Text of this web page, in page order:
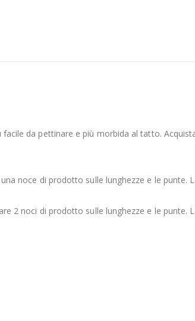
da pettinare e più morbida al tatto.
noce di prodotto sulle lunghezze e le
2 noci di prodotto sulle lunghezze e le